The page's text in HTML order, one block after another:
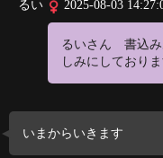
るい 2025-08-03
るいさん 書込み
しみにしており
いまからいきます